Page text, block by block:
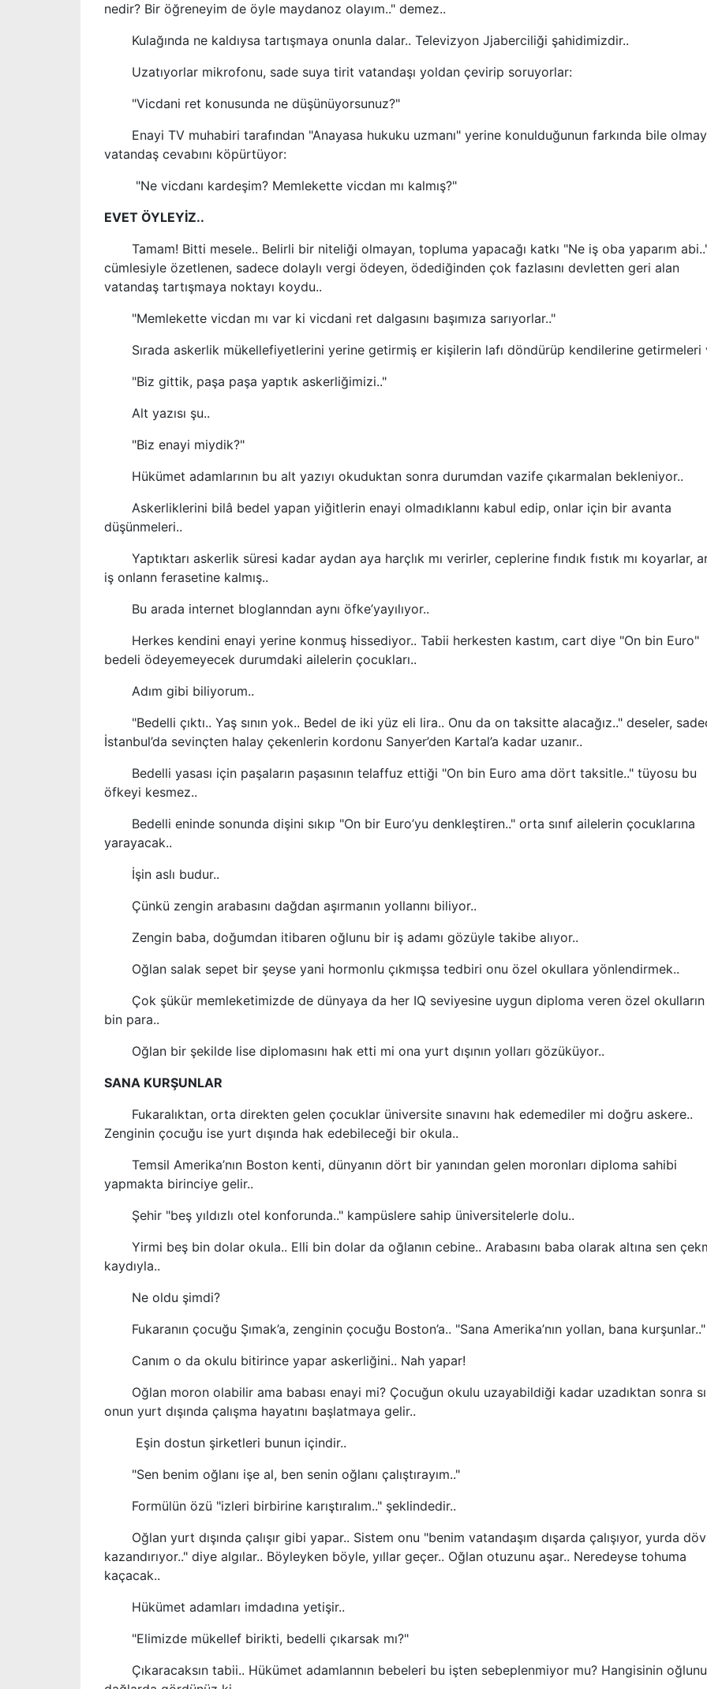
nedir? Bir öğreneyim de öyle maydanoz olayım.." demez..
Kulağında ne kaldıysa tartışmaya onunla dalar.. Televizyon Jjaberciliği şahidimizdir..
Uzatıyorlar mikrofonu, sade suya tirit vatandaşı yoldan çevirip soruyorlar:
"Vicdani ret konusunda ne düşünüyorsunuz?"
Enayi TV muhabiri tarafından "Anayasa hukuku uzmanı" yerine konulduğunun farkında bile
vatandaş cevabını köpürtüyor:
"Ne vicdanı kardeşim? Memlekette vicdan mı kalmış?"
EVET ÖYLEYİZ..
Tamam! Bitti mesele.. Belirli bir niteliği olmayan, topluma yapacağı katkı "Ne iş oba yaparım
cümlesiyle özetlenen, sadece dolaylı vergi ödeyen, ödediğinden çok fazlasını devletten geri alan
vatandaş tartışmaya noktayı koydu..
"Memlekette vicdan mı var ki vicdani ret dalgasını başımıza sarıyorlar.."
Sırada askerlik mükellefiyetlerini yerine getirmiş er kişilerin lafı döndürüp kendilerine getirmeleri
"Biz gittik, paşa paşa yaptık askerliğimizi.."
Alt yazısı şu..
"Biz enayi miydik?"
Hükümet adamlarının bu alt yazıyı okuduktan sonra durumdan vazife çıkarmalan bekleniyor..
Askerliklerini bilâ bedel yapan yiğitlerin enayi olmadıklannı kabul edip, onlar için bir avanta
düşünmeleri..
Yaptıktarı askerlik süresi kadar aydan aya harçlık mı verirler, ceplerine fındık fıstık mı koyarlar,
iş onlann ferasetine kalmış..
Bu arada internet bloglanndan aynı öfke’yayılıyor..
Herkes kendini enayi yerine konmuş hissediyor.. Tabii herkesten kastım, cart diye "On bin Euro"
bedeli ödeyemeyecek durumdaki ailelerin çocukları..
Adım gibi biliyorum..
"Bedelli çıktı.. Yaş sının yok.. Bedel de iki yüz eli lira.. Onu da on taksitte alacağız.." deseler,
İstanbul’da sevinçten halay çekenlerin kordonu Sanyer’den Kartal’a kadar uzanır..
Bedelli yasası için paşaların paşasının telaffuz ettiği "On bin Euro ama dört taksitle.." tüyosu bu
öfkeyi kesmez..
Bedelli eninde sonunda dişini sıkıp "On bir Euro’yu denkleştiren.." orta sınıf ailelerin çocuklarına
yarayacak..
İşin aslı budur..
Çünkü zengin arabasını dağdan aşırmanın yollannı biliyor..
Zengin baba, doğumdan itibaren oğlunu bir iş adamı gözüyle takibe alıyor..
Oğlan salak sepet bir şeyse yani hormonlu çıkmışsa tedbiri onu özel okullara yönlendirmek..
Çok şükür memleketimizde de dünyaya da her IQ seviyesine uygun diploma veren özel
bin para..
Oğlan bir şekilde lise diplomasını hak etti mi ona yurt dışının yolları gözüküyor..
SANA KURŞUNLAR
Fukaralıktan, orta direkten gelen çocuklar üniversite sınavını hak edemediler mi doğru askere..
Zenginin çocuğu ise yurt dışında hak edebileceği bir okula..
Temsil Amerika’nın Boston kenti, dünyanın dört bir yanından gelen moronları diploma sahibi
yapmakta birinciye gelir..
Şehir "beş yıldızlı otel konforunda.." kampüslere sahip üniversitelerle dolu..
Yirmi beş bin dolar okula.. Elli bin dolar da oğlanın cebine.. Arabasını baba olarak altına sen
kaydıyla..
Ne oldu şimdi?
Fukaranın çocuğu Şımak’a, zenginin çocuğu Boston’a.. "Sana Amerika’nın yollan, bana kurşunlar.."
Canım o da okulu bitirince yapar askerliğini.. Nah yapar!
Oğlan moron olabilir ama babası enayi mi? Çocuğun okulu uzayabildiği kadar uzadıktan sonra
onun yurt dışında çalışma hayatını başlatmaya gelir..
Eşin dostun şirketleri bunun içindir..
"Sen benim oğlanı işe al, ben senin oğlanı çalıştırayım.."
Formülün özü "izleri birbirine karıştıralım.." şeklindedir..
Oğlan yurt dışında çalışır gibi yapar.. Sistem onu "benim vatandaşım dışarda çalışıyor, yurda
kazandırıyor.." diye algılar.. Böyleyken böyle, yıllar geçer.. Oğlan otuzunu aşar.. Neredeyse tohuma
kaçacak..
Hükümet adamları imdadına yetişir..
"Elimizde mükellef birikti, bedelli çıkarsak mı?"
Çıkaracaksın tabii.. Hükümet adamlannın bebeleri bu işten sebeplenmiyor mu? Hangisinin